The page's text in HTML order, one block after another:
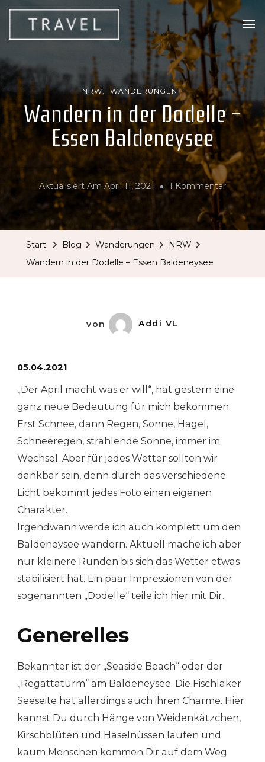
Travel Addiction
Reiseblog von Addi VL
NRW WANDERUNGEN
Wandern in der Dodelle –
Essen Baldeneysee
Aktualisiert Am April 11, 2021 1 KommentarZu
Wandern
In
Start Blog Wanderungen
NRW
Wandern in der Dodelle – Essen Baldeneysee
von Addi VL
05.04.2021
„Der April macht was er will“, hat gestern eine
ganz neue Bedeutung für mich bekommen.
Erst Schnee, dann Regen, Sonne, Hagel,
Schneeregen, strahlende Sonne, immer im
Wechsel. Aber für jedes Wetter sollten wir
dankbar sein, denn durch das verschiedene
Licht bekommt jedes Foto einen eigenen
Charakter.
Irgendwann werde ich auch komplett um den
Baldeneysee wandern. Aktuell mache ich aber
nur kleinere Runden bis sich das Wetter etwas
stabilisiert hat. Ein paar Impressionen von der
sogenannten „Dodelle“ teile ich hier mit Dir.
Generelles
Bekannter ist der „Seaside Beach“ oder der
„Regattaturm“ am Baldeneysee. Die Fischlaker
Seeseite hat allerdings auch ihren Charme. Hier
kannst Du durch Hänge von Weidenkätzchen,
Kirschblüten und Haselnüssen laufen und
kaum Menschen kommen Dir auf dem Weg